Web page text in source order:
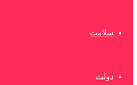
سلامت
دولت